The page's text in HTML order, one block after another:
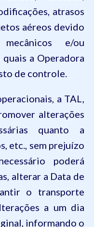
atrasos
aéreos devido
e/ou
a Operadora
de controle.
a TAL,
alterações
quanto a
etc., sem prejuízo
poderá
alterar a Data de
o transporte
a um dia
informando o